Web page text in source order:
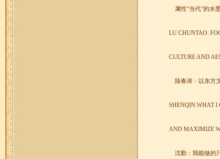
属性“当代”的水
LU CHUNTAO:
CULTURE AND
陆春涛：以东方
SHENQIN:WHAT I
AND MAXIMIZE
沈勤：我能做的